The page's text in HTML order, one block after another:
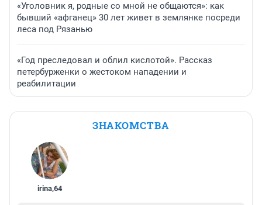
«Уголовник я, родные со мной не общаются»: как
бывший «афганец» 30 лет живет в землянке посреди
леса под Рязанью
«Год преследовал и облил кислотой». Рассказ
петербурженки о жестоком нападении и
реабилитации
ЗНАКОМСТВА
irina,64